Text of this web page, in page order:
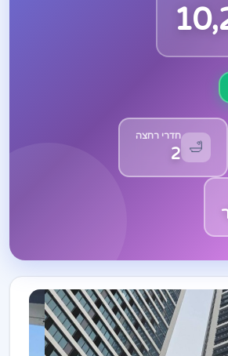
🛁
חדרי רחצה
2